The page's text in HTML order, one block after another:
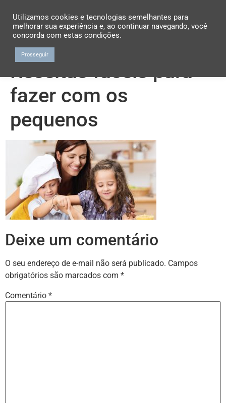
Receitas fáceis para
fazer com os
pequenos
Deixe um comentário
O seu endereço de e-mail não será publicado. Campos
obrigatórios são marcados com *
Comentário *
Utilizamos cookies e tecnologias semelhantes para
melhorar sua experiência e, ao continuar navegando, você
concorda com estas condições.
Prosseguir